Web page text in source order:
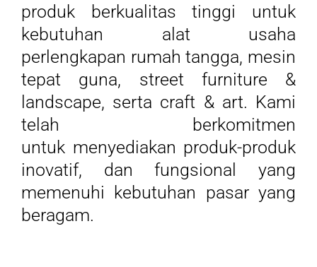
produk berkualitas tinggi untuk
kebutuhan alat usaha
perlengkapan rumah tangga, mesin
tepat guna, street furniture &
landscape, serta craft & art. Kami
telah berkomitmen
untuk menyediakan produk-produk
inovatif, dan fungsional yang
memenuhi kebutuhan pasar yang
beragam.